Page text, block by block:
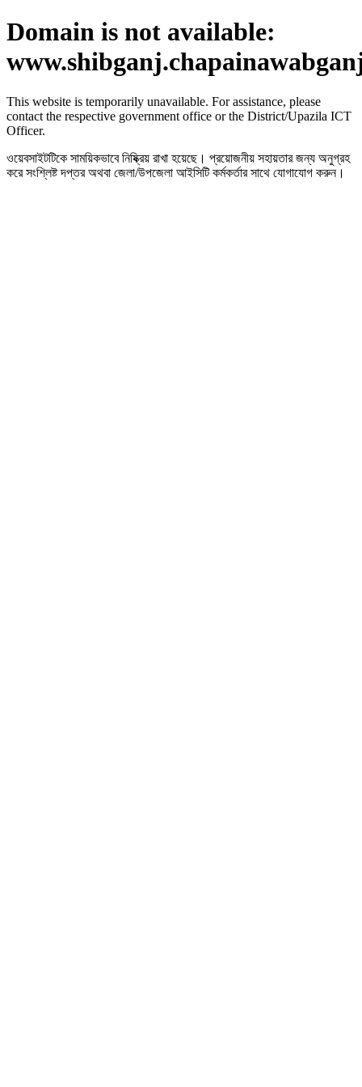
Domain is not available:
This website is temporarily unavailable. For assistance, please
contact the respective government office or the District/Upazila ICT
Officer.
ওয়েবসাইটটিকে সাময়িকভাবে নিষ্ক্রিয় রাখা হয়েছে। প্রয়োজনীয় সহায়তার জন্য অনুগ্রহ
করে সংশ্লিষ্ট দপ্তর অথবা জেলা/উপজেলা আইসিটি কর্মকর্তার সাথে যোগাযোগ করুন।